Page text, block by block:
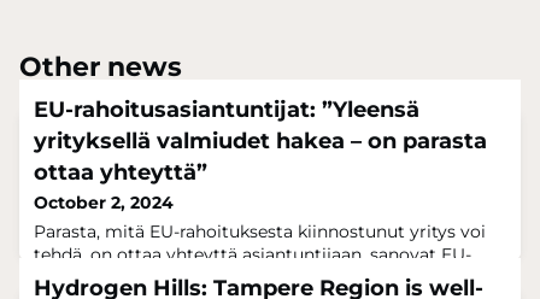
Other news
EU-rahoitusasiantuntijat: ”Yleensä
yrityksellä valmiudet hakea – on parasta
ottaa yhteyttä”
October 2, 2024
Parasta, mitä EU-rahoituksesta kiinnostunut yritys voi
tehdä, on ottaa yhteyttä asiantuntijaan, sanovat EU-
rahoitustapahtuman puhujat. Business Tampere tarjoaa
Hydrogen Hills: Tampere Region is well-